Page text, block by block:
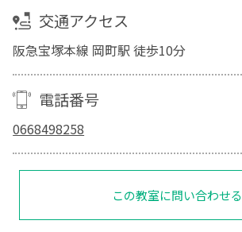
交通アクセス
阪急宝塚本線 岡町駅 徒歩10分
電話番号
0668498258
この教室に問い合わせる